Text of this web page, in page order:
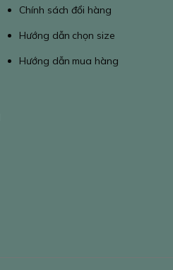
Chính sách đổi hàng
Hướng dẫn chọn size
Hướng dẫn mua hàng